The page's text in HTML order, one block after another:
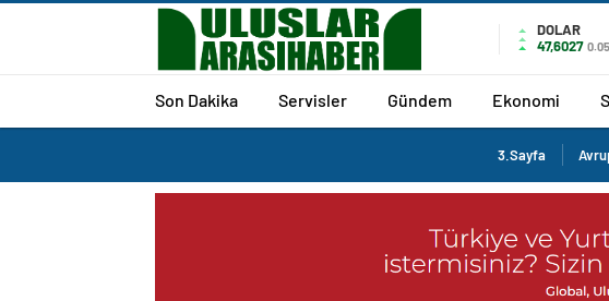
DOLAR
47,6027
Son Dakika Servisler Gündem Ekonomi
3.Sayfa